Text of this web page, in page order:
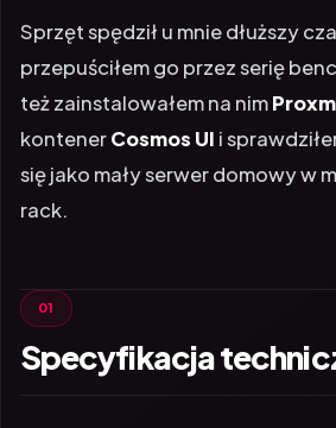
Sprzęt spędził u mnie dłuższy
przepuściłem go przez serię
też zainstalowałem na nim
kontenerCosmos UI i
się jako mały serwer domowy w
rack.
Specyfikacja